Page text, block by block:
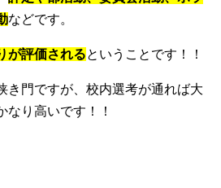
などです。
が評価されるということです！！
き門ですが、校内選考が通れば大
なり高いです！！